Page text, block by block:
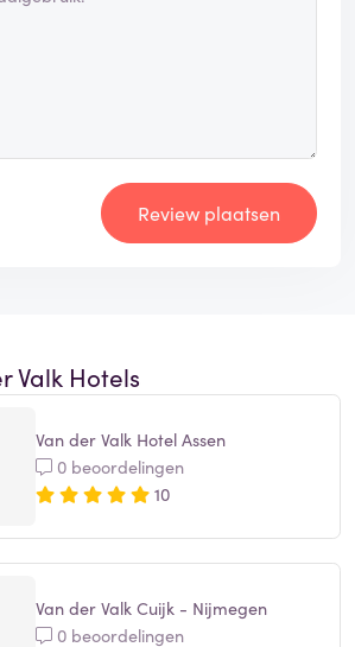
Review plaatsen
Valk Hotels
Van der Valk Hotel Assen
0 beoordelingen
10
Van der Valk Cuijk - Nijmegen
0 beoordelingen